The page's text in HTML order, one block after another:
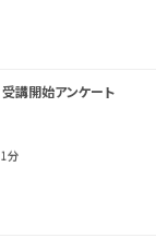
受講開始アンケート
1分